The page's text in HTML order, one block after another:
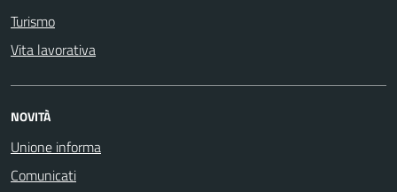
Turismo
Vita lavorativa
NOVITÀ
Unione informa
Comunicati